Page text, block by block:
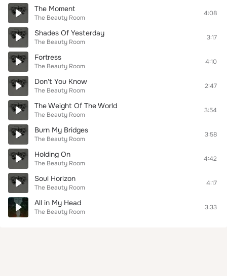
The Moment
The Beauty Room
4:08
Shades Of Yesterday
The Beauty Room
3:17
Fortress
The Beauty Room
4:10
Don't You Know
The Beauty Room
2:47
The Weight Of The World
The Beauty Room
3:54
Burn My Bridges
The Beauty Room
3:58
Holding On
The Beauty Room
4:42
Soul Horizon
The Beauty Room
4:17
All in My Head
The Beauty Room
3:33